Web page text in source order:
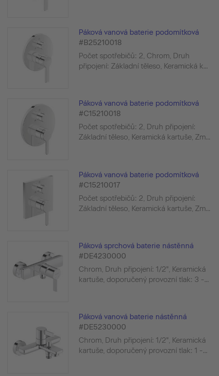
Páková vanová baterie podomítková
#B25210018
Počet spotřebičů: 2, Chrom, Druh
připojení: Základní těleso, Keramická k...
Páková vanová baterie podomítková
#C15210018
Počet spotřebičů: 2, Druh připojení:
Základní těleso, Keramická kartuše, Zm...
Páková vanová baterie podomítková
#C15210017
Počet spotřebičů: 2, Druh připojení:
Základní těleso, Keramická kartuše, Zm...
Páková sprchová baterie nástěnná
#DE4230000
Chrom, Druh připojení: 1/2", Keramická
kartuše, doporučený provozní tlak: 3 -...
Páková vanová baterie nástěnná
#DE5230000
Chrom, Druh připojení: 1/2", Keramická
kartuše, doporučený provozní tlak: 1 -...